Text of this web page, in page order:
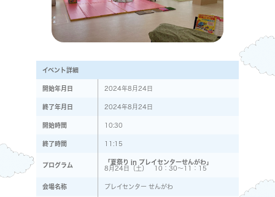
イベント詳細
開始年月日 2024年8月24日
終了年月日 2024年8月24日
開始時間 10:30
終了時間 11:15
プログラム
「夏祭り in プレイセンターせんがわ」
8月24日（土） 10：30〜11：15
会場名称 プレイセンター せんがわ